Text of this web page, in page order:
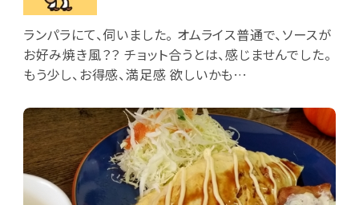
ランパラにて、伺いました。 オムライス普通で、ソースが
お好み焼き風？？ チョット合うとは、感じませんでした。
もう少し、お得感、満足感 欲しいかも…